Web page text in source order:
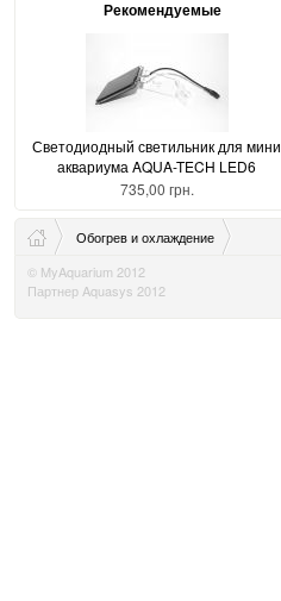
Рекомендуемые
Светодиодный светильник для мини
аквариума AQUA-TECH LED6
735,00 грн.
Обогрев и охлаждение
© MyAquarium 2012
Партнер Aquasys 2012